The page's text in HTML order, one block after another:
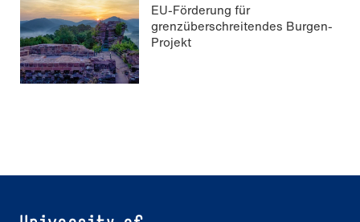
EU-Förderung für
grenzüberschreitendes Burgen-
Projekt